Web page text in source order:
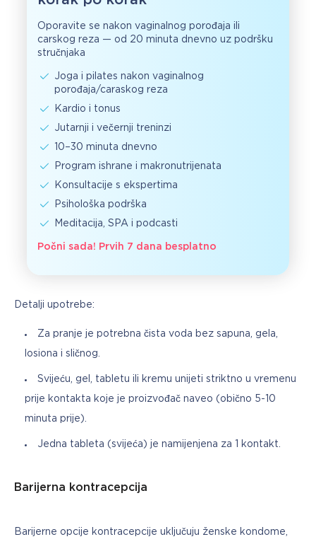
Oporavite se nakon vaginalnog porođaja ili
carskog reza — od 20 minuta dnevno uz podršku
stručnjaka
Joga i pilates nakon vaginalnog
porođaja/caraskog reza
Kardio i tonus
Jutarnji i večernji treninzi
10–30 minuta dnevno
Program ishrane i makronutrijenata
Konsultacije s ekspertima
Psihološka podrška
Meditacija, SPA i podcasti
Počni sada! Prvih 7 dana besplatno
Detalji upotrebe:
Za pranje je potrebna čista voda bez sapuna, gela,
losiona i sličnog.
Svijeću, gel, tabletu ili kremu unijeti striktno u vremenu
prije kontakta koje je proizvođač naveo (obično 5-10
minuta prije).
Jedna tableta (svijeća) je namijenjena za 1 kontakt.
Barijerna kontracepcija
Barijerne opcije kontracepcije uključuju ženske kondome,